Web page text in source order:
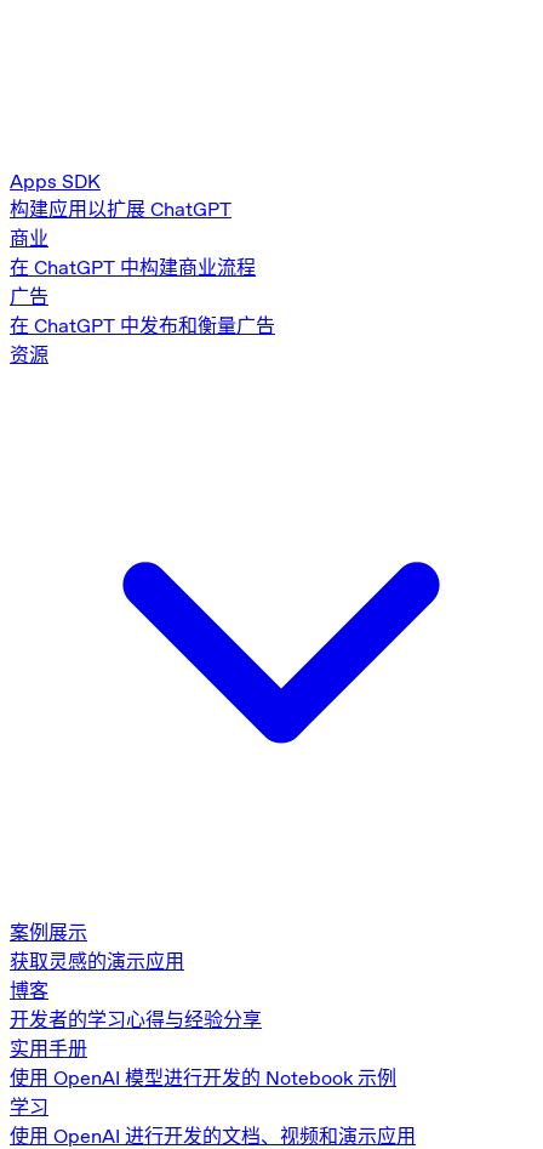
Apps SDK
构建应用以扩展 ChatGPT
商业
在 ChatGPT 中构建商业流程
广告
在 ChatGPT 中发布和衡量广告
资源
案例展示
获取灵感的演示应用
博客
开发者的学习心得与经验分享
实用手册
使用 OpenAI 模型进行开发的 Notebook 示例
学习
使用 OpenAI 进行开发的文档、视频和演示应用